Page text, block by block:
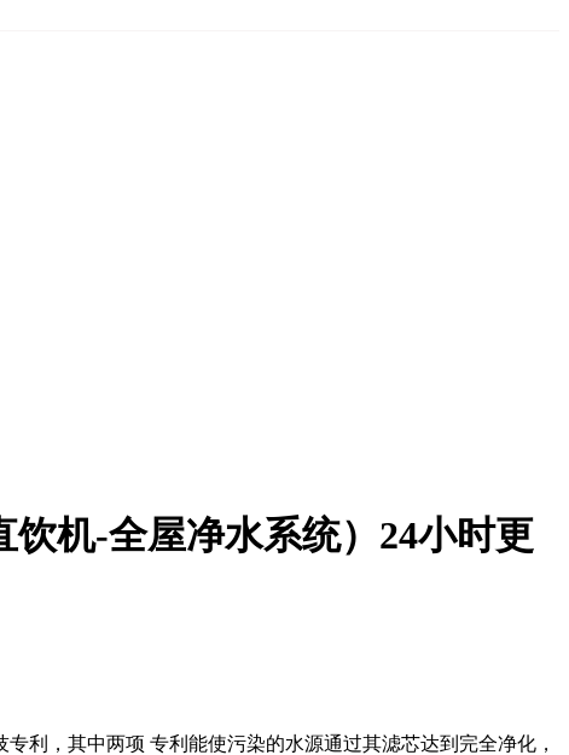
机-全屋净水系统）24小时更
利，其中两项 专利能使污染的水源通过其滤芯达到完全净化，